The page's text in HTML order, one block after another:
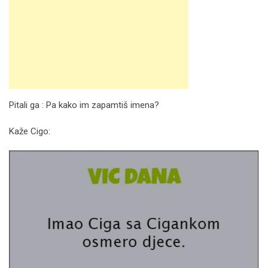
Pitali ga : Pa kako im zapamtiš imena?
Kaže Cigo: